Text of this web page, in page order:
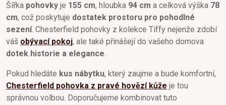
Šířka pohovky je 155 cm, hloubka 94 cm a celková výška 78
cm, což poskytuje dostatek prostoru pro pohodlné
sezení. Chesterfield pohovky z kolekce Tiffy nejenže zdobí
váš obývací pokoj, ale také přinášejí do vašeho domova
dotek historie a elegance
Pokud hledáte kus nábytku, který zaujme a bude komfortní,
Chesterfield pohovka z pravé hovězí kůže je tou
správnou volbou. Doporučujeme kombinovat tuto